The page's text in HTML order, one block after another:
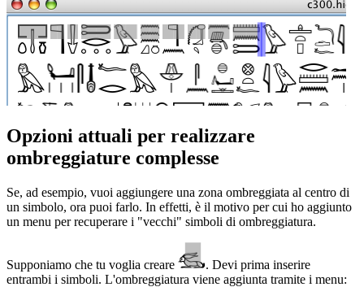
Opzioni attuali per realizzare
ombreggiature complesse
Se, ad esempio, vuoi aggiungere una zona ombreggiata al centro di
un simbolo, ora puoi farlo. In effetti, è il motivo per cui ho aggiunto
un menu per recuperare i "vecchi" simboli di ombreggiatura.
Supponiamo che tu voglia creare
. Devi prima inserire
entrambi i simboli. L'ombreggiatura viene aggiunta tramite i menu: